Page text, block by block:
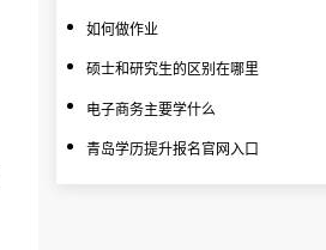
如何做作业
硕士和研究生的区别在哪里
电子商务主要学什么
青岛学历提升报名官网入口